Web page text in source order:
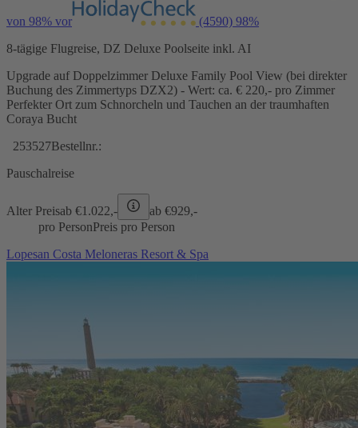
von 98% vor (4590) 98%
8-tägige Flugreise, DZ Deluxe Poolseite inkl. AI
Upgrade auf Doppelzimmer Deluxe Family Pool View (bei direkter
Buchung des Zimmertyps DZX2) - Wert: ca. € 220,- pro Zimmer
Perfekter Ort zum Schnorcheln und Tauchen an der traumhaften
Coraya Bucht
253527Bestellnr.:
Pauschalreise
Alter Preisab €1.022,- ab €929,-
pro PersonPreis pro Person
Lopesan Costa Meloneras Resort & Spa